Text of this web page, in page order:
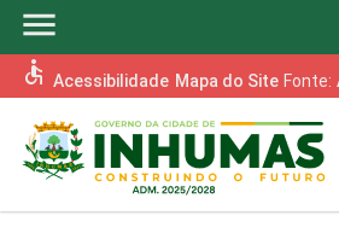
menu
accessible Acessibilidade Mapa do Site Fonte: